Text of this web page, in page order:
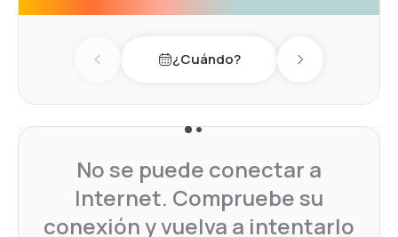
Previous day¿Cuándo? Next day
No se puede conectar a
Internet. Compruebe su
conexión y vuelva a intentarlo